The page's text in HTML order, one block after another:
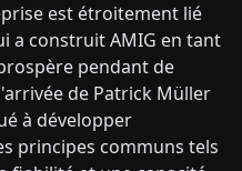
est étroitement lié
a construit AMIG en tant
pendant de
de Patrick Müller
à développer
principes communs tels